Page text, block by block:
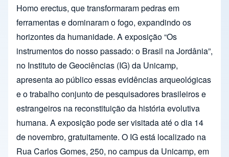
Homo erectus, que transformaram pedras em
ferramentas e dominaram o fogo, expandindo os
horizontes da humanidade. A exposição “Os
instrumentos do nosso passado: o Brasil na Jordânia”,
no Instituto de Geociências (IG) da Unicamp,
apresenta ao público essas evidências arqueológicas
e o trabalho conjunto de pesquisadores brasileiros e
estrangeiros na reconstituição da história evolutiva
humana. A exposição pode ser visitada até o dia 14
de novembro, gratuitamente. O IG está localizado na
Rua Carlos Gomes, 250, no campus da Unicamp, em